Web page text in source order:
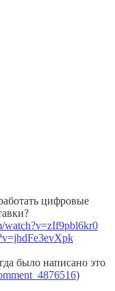
цифровые
watch?v=zIf9pbl6kr0
было написано это
)